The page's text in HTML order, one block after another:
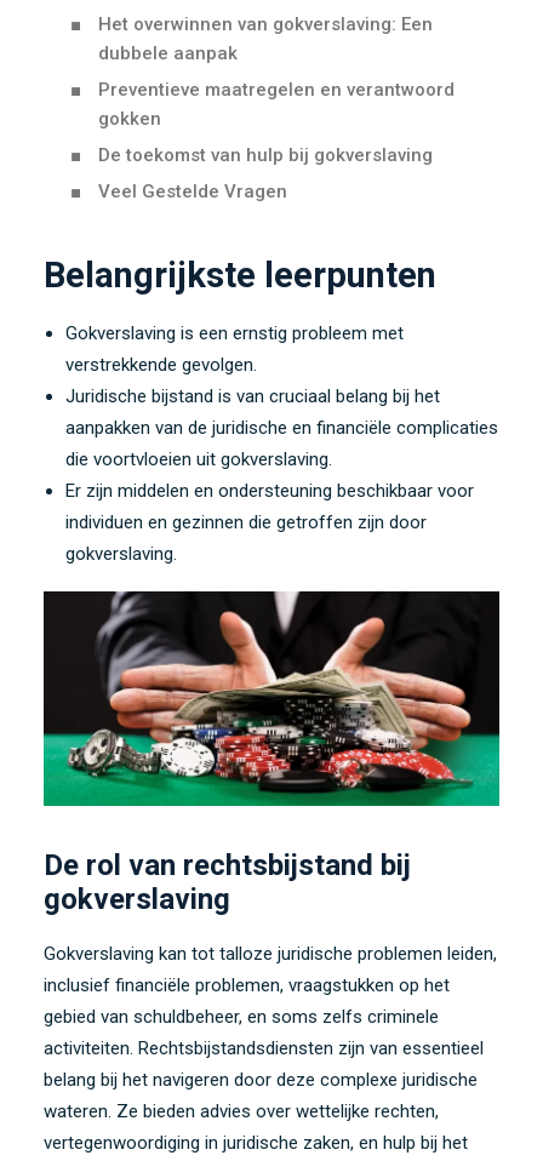
Het overwinnen van gokverslaving: Een
dubbele aanpak
Preventieve maatregelen en verantwoord
gokken
De toekomst van hulp bij gokverslaving
Veel Gestelde Vragen
Belangrijkste leerpunten
Gokverslaving is een ernstig probleem met
verstrekkende gevolgen.
Juridische bijstand is van cruciaal belang bij het
aanpakken van de juridische en financiële complicaties
die voortvloeien uit gokverslaving.
Er zijn middelen en ondersteuning beschikbaar voor
individuen en gezinnen die getroffen zijn door
gokverslaving.
De rol van rechtsbijstand bij
gokverslaving
Gokverslaving kan tot talloze juridische problemen leiden,
inclusief financiële problemen, vraagstukken op het
gebied van schuldbeheer, en soms zelfs criminele
activiteiten. Rechtsbijstandsdiensten zijn van essentieel
belang bij het navigeren door deze complexe juridische
wateren. Ze bieden advies over wettelijke rechten,
vertegenwoordiging in juridische zaken, en hulp bij het